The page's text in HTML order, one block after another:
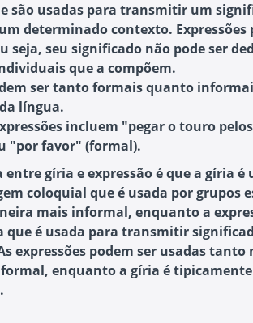
são usadas para transmitir um
determinado contexto. Expressões
seja, seu significado não pode ser
que a compõem.
ser tanto formais quanto
língua.
incluem "pegar o touro
"por favor" (formal).
gíria e expressão é que a gíria é
coloquial que é usada por grupos
mais informal, enquanto a
que é usada para transmitir
expressões podem ser usadas tanto
enquanto a gíria é tipicamente